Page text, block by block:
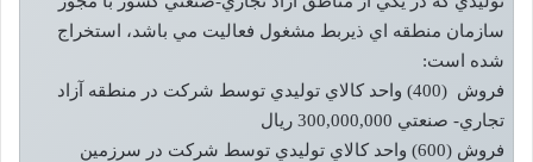
سازمان منطقه اي ذيربط مشغول فعاليت مي باشد، استخراج
شده است:
فروش (400) واحد کالاي توليدي توسط شرکت در منطقه آزاد
تجاري- صنعتي 300,000,000 ريال
فروش (600) واحد کالاي توليدي توسط شرکت در سرزمين